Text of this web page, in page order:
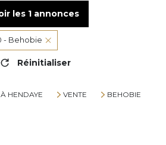
les 1annonces
- Behobie
Réinitialiser
HENDAYE VENTE
BEHOBIE